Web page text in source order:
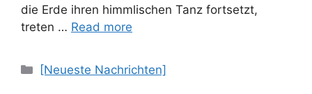
die Erde ihren himmlischen Tanz fortsetzt,
treten … Read more
Categories
[Neueste Nachrichten]